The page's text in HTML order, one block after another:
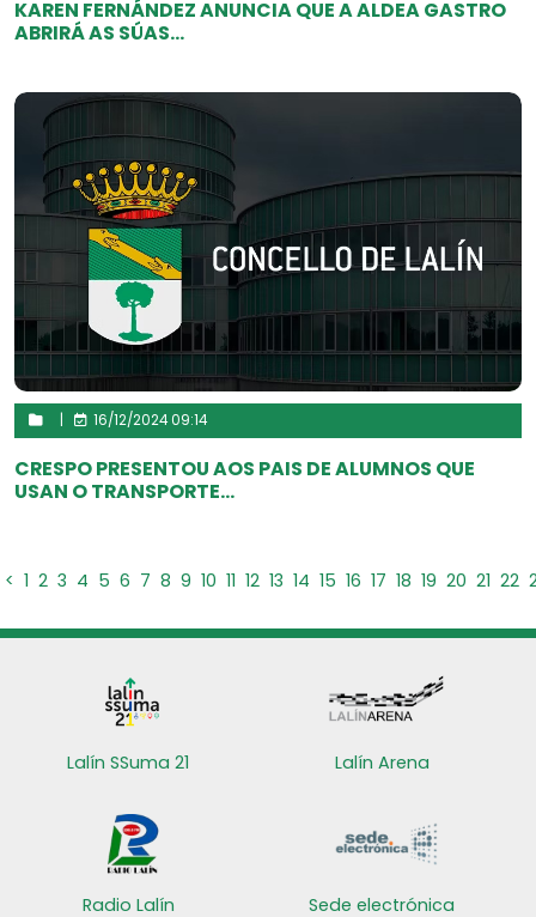
KAREN FERNÁNDEZ ANUNCIA QUE A ALDEA GASTRO
ABRIRÁ AS SÚAS...
16/12/2024 09:14
CRESPO PRESENTOU AOS PAIS DE ALUMNOS QUE
USAN O TRANSPORTE...
< 1 2 3 4 5 6 7 8 9 10 11 12 13 14 15 16 17 18 19 20 21 22
Lalín SSuma 21 Lalín Arena
Radio Lalín Sede electrónica